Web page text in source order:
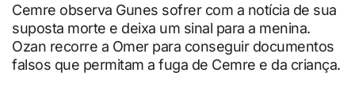
Cemre observa Gunes sofrer com a notícia de sua
suposta morte e deixa um sinal para a menina.
Ozan recorre a Omer para conseguir documentos
falsos que permitam a fuga de Cemre e da criança.